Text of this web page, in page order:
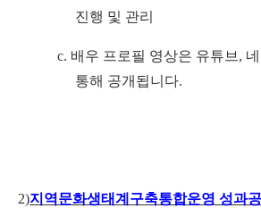
진행 및 관리
c. 배우 프로필 영상은 유튜브 ,
통해 공개됩니다.
2)지역문화생태계구축통합운영 성과